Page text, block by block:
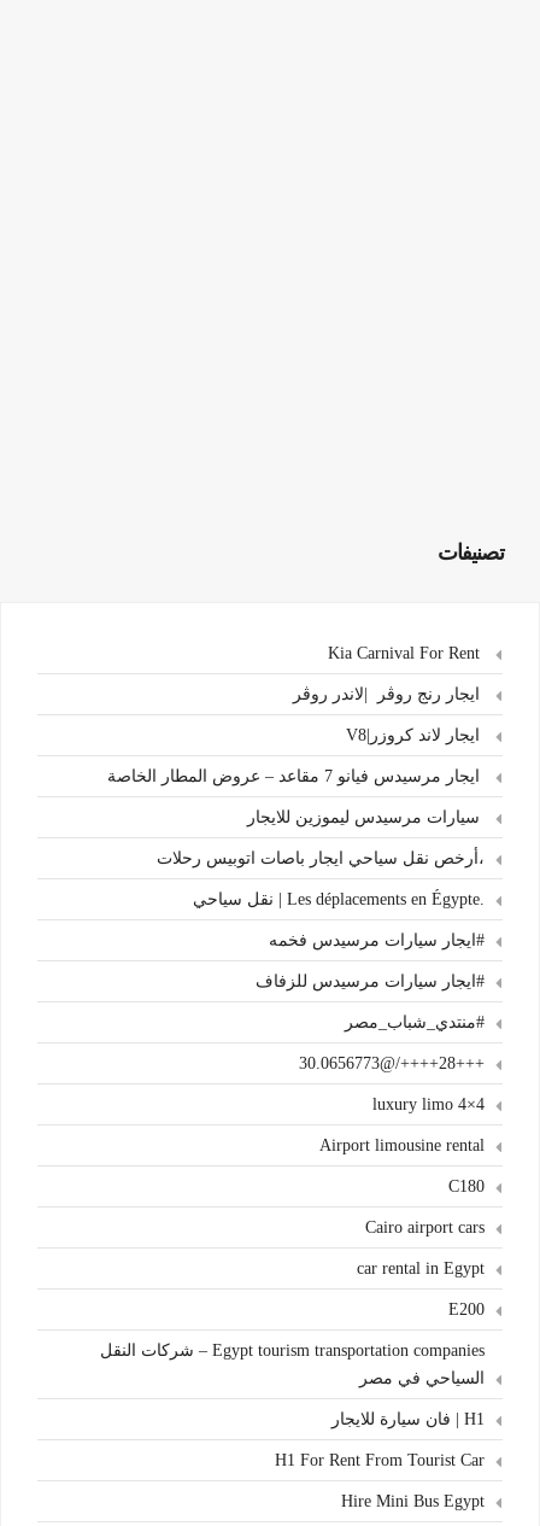
تصنيفات
ايجار رنج روڤر |لاندر روڤر
ايجار لاند كروزر|V8
ايجار مرسيدس فيانو 7 مقاعد – عروض المطار الخاصة
سيارات مرسيدس ليموزين للايجار
،أرخص نقل سياحي ايجار باصات اتوبيس رحلات
.Les déplacements en Égypte | نقل سياحي
#ايجار سيارات مرسيدس فخمه
#ايجار سيارات مرسيدس للزفاف
#منتدي_شباب_مصر
+++28++++/@30.0656773
4×4 luxury limo
Airport limousine rental
C180
Cairo airport cars
car rental in Egypt
E200
Egypt tourism transportation companies – شركات النقل
السياحي في مصر
H1 | فان سيارة للايجار
H1 For Rent From Tourist Car
Hire Mini Bus Egypt